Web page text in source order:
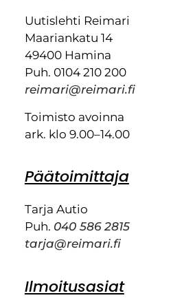
Uutislehti Reimari
Maariankatu 14
49400 Hamina
Puh. 0104 210 200
reimari@reimari.fi
Toimisto avoinna
ark. klo 9.00–14.00
Päätoimittaja
Tarja Autio
Puh. 040 586 2815
tarja@reimari.fi
Ilmoitusasiat